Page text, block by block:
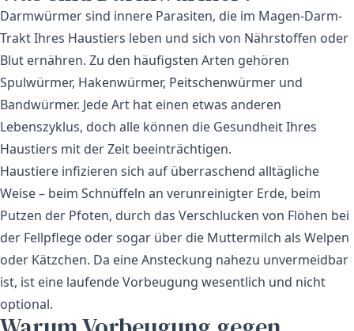
Darmwürmer sind innere Parasiten, die im Magen-Darm-
Trakt Ihres Haustiers leben und sich von Nährstoffen oder
Blut ernähren. Zu den häufigsten Arten gehören
Spulwürmer, Hakenwürmer, Peitschenwürmer und
Bandwürmer. Jede Art hat einen etwas anderen
Lebenszyklus, doch alle können die Gesundheit Ihres
Haustiers mit der Zeit beeinträchtigen.
Haustiere infizieren sich auf überraschend alltägliche
Weise – beim Schnüffeln an verunreinigter Erde, beim
Putzen der Pfoten, durch das Verschlucken von Flöhen bei
der Fellpflege oder sogar über die Muttermilch als Welpen
oder Kätzchen. Da eine Ansteckung nahezu unvermeidbar
ist, ist eine laufende Vorbeugung wesentlich und nicht
optional.